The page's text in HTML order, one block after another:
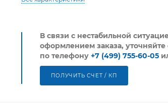
В связи с нестабильной
оформлением заказа, уточняйте
по телефону+7 (499) 755-60-05
ПОЛУЧИТЬ СЧЕТ / КП